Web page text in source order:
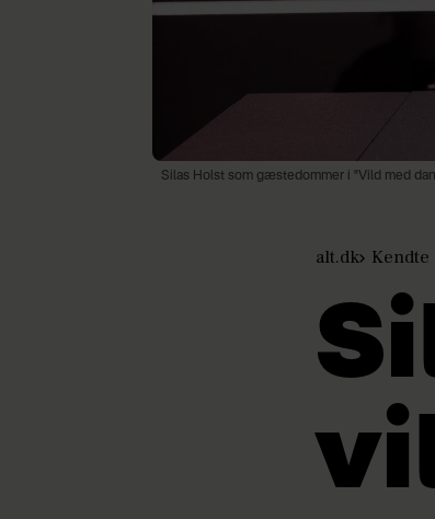
Silas Holst som gæstedommer i "Vild med
alt.dk Kendte